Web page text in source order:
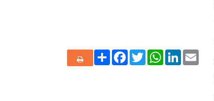
ShareFacebook
TwitterWhatsApp
LinkedIn